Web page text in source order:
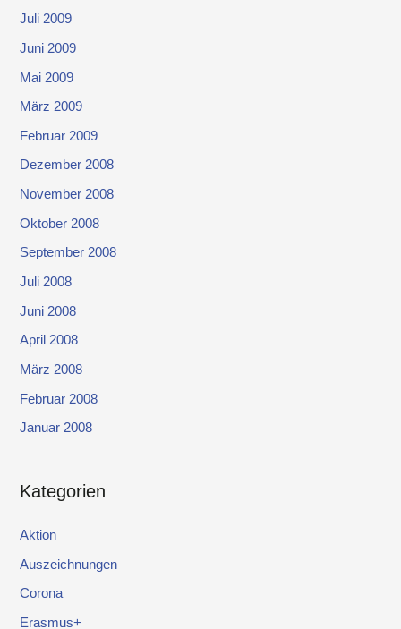
Juli 2009
Juni 2009
Mai 2009
März 2009
Februar 2009
Dezember 2008
November 2008
Oktober 2008
September 2008
Juli 2008
Juni 2008
April 2008
März 2008
Februar 2008
Januar 2008
Kategorien
Aktion
Auszeichnungen
Corona
Erasmus+